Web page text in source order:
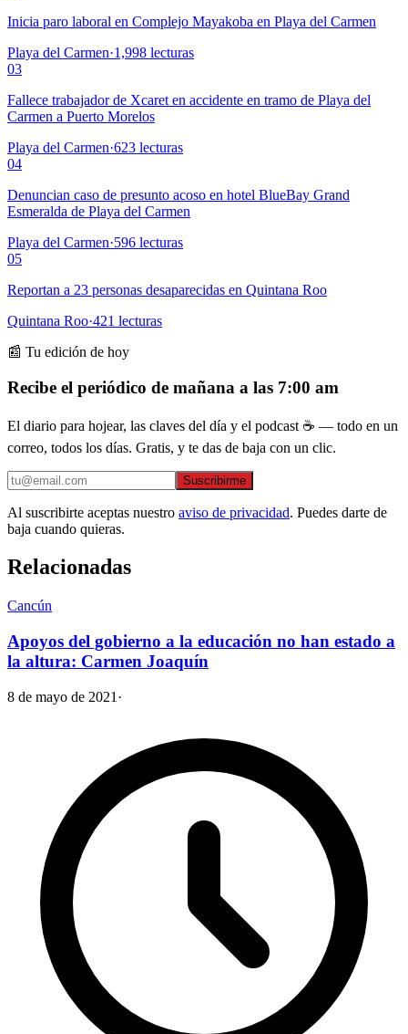
Inicia paro laboral en Complejo Mayakoba en Playa del Carmen
Playa del Carmen·1,998 lecturas
03
Fallece trabajador de Xcaret en accidente en tramo de Playa del
Carmen a Puerto Morelos
Playa del Carmen·623 lecturas
04
Denuncian caso de presunto acoso en hotel BlueBay Grand
Esmeralda de Playa del Carmen
Playa del Carmen·596 lecturas
05
Reportan a 23 personas desaparecidas en Quintana Roo
Quintana Roo·421 lecturas
📰 Tu edición de hoy
Recibe el periódico de mañana a las 7:00 am
El diario para hojear, las claves del día y el podcast ☕ — todo en un
correo, todos los días. Gratis, y te das de baja con un clic.
Suscribirme
Al suscribirte aceptas nuestro aviso de privacidad. Puedes darte de
baja cuando quieras.
Relacionadas
Cancún
Apoyos del gobierno a la educación no han estado a
la altura: Carmen Joaquín
8 de mayo de 2021 ·